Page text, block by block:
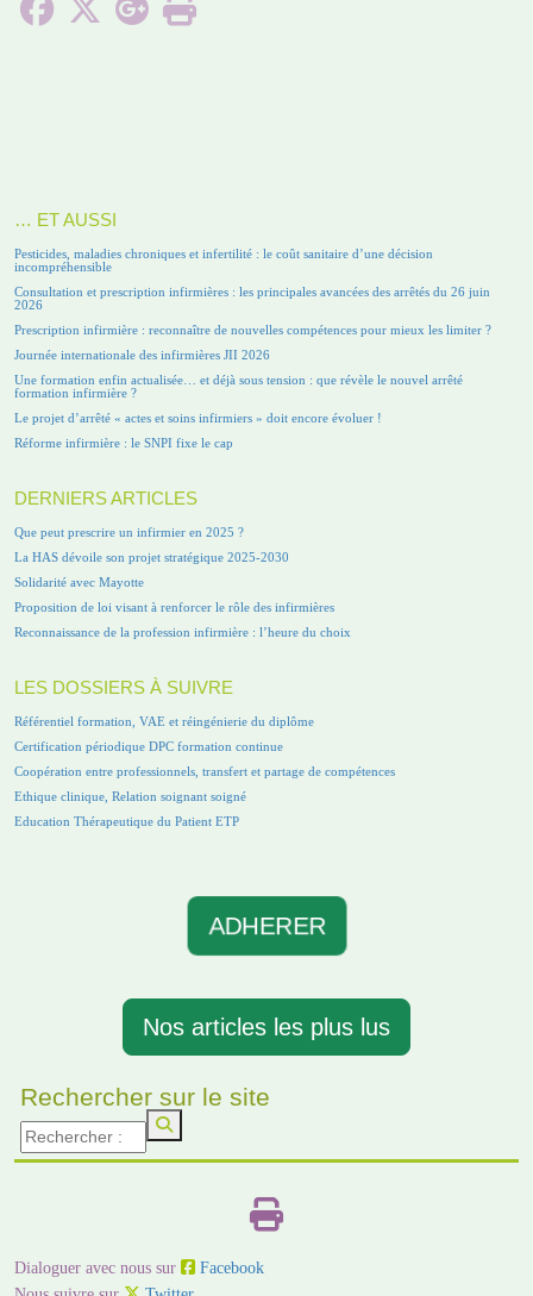
… ET AUSSI
Pesticides, maladies chroniques et infertilité : le coût sanitaire d’une décision
incompréhensible
Consultation et prescription infirmières : les principales avancées des arrêtés du 26 juin
2026
Prescription infirmière : reconnaître de nouvelles compétences pour mieux les limiter ?
Journée internationale des infirmières JII 2026
Une formation enfin actualisée… et déjà sous tension : que révèle le nouvel arrêté
formation infirmière ?
Le projet d’arrêté « actes et soins infirmiers » doit encore évoluer !
Réforme infirmière : le SNPI fixe le cap
DERNIERS ARTICLES
Que peut prescrire un infirmier en 2025 ?
La HAS dévoile son projet stratégique 2025-2030
Solidarité avec Mayotte
Proposition de loi visant à renforcer le rôle des infirmières
Reconnaissance de la profession infirmière : l’heure du choix
LES DOSSIERS À SUIVRE
Référentiel formation, VAE et réingénierie du diplôme
Certification périodique DPC formation continue
Coopération entre professionnels, transfert et partage de compétences
Ethique clinique, Relation soignant soigné
Education Thérapeutique du Patient ETP
ADHERER
Nos articles les plus lus
Rechercher sur le site
Dialoguer avec nous sur
Facebook